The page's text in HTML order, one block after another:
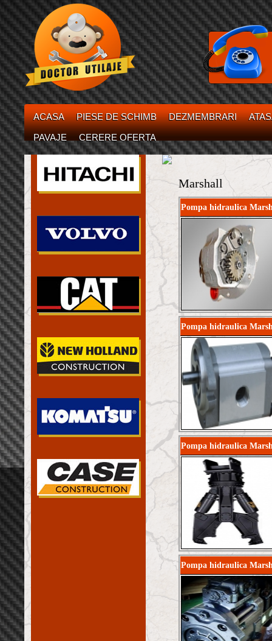
ACASA PIESE DE SCHIMB DEZMEMBRARI
PAVAJE
CERERE OFERTA
Marshall
Pompa hidraulica
Pompa hidraulica
Pompa hidraulica
Pompa hidraulica